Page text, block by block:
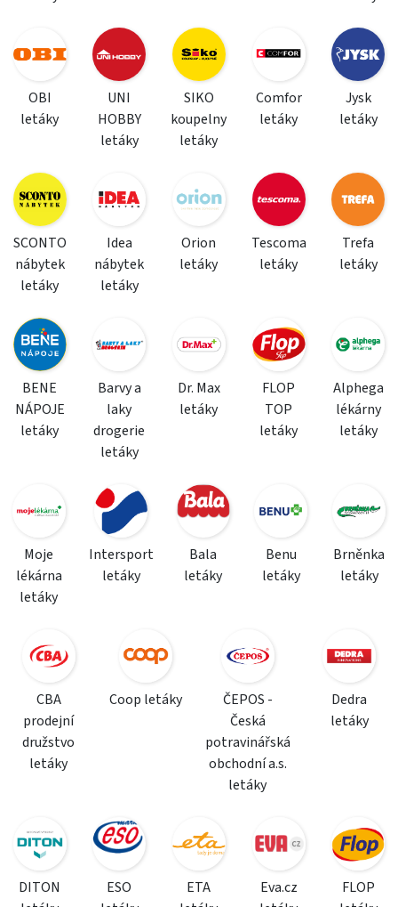
OBI
letáky
UNI
HOBBY
letáky
SIKO
koupelny
letáky
Comfor
letáky
Jysk
letáky
SCONTO
nábytek
letáky
Idea
nábytek
letáky
Orion
letáky
Tescoma
letáky
Trefa
letáky
BENE
NÁPOJE
letáky
Barvy a
laky
drogerie
letáky
Dr. Max
letáky
FLOP
TOP
letáky
Alphega
lékárny
letáky
Moje
lékárna
letáky
Intersport
letáky
Bala
letáky
Benu
letáky
Brněnka
letáky
CBA
prodejní
družstvo
letáky
Coop letáky
ČEPOS -
Česká
potravinářská
obchodní a.s.
letáky
Dedra
letáky
DITON
ESO
ETA
Eva.cz
FLOP